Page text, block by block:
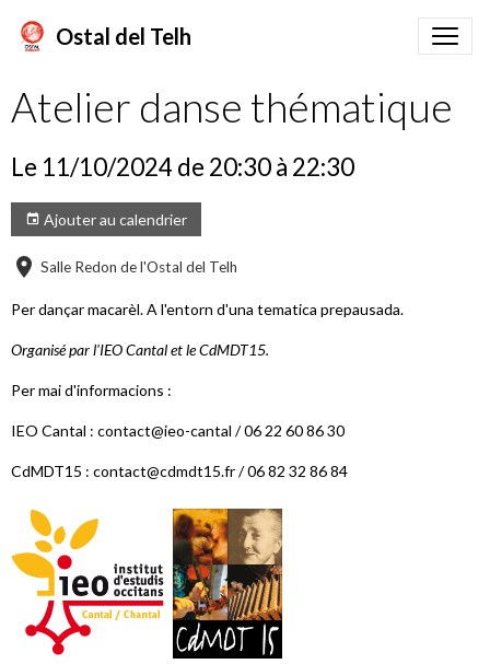
Ostal del Telh
Atelier danse thématique
Le 11/10/2024 de 20:30à 22:30
Ajouter au calendrier
Salle Redon de l'Ostal del Telh
Per dançar macarèl. A l'entorn d'una tematica prepausada.
Organisé par l'IEO Cantal et le CdMDT15.
Per mai d'informacions :
IEO Cantal : contact@ieo-cantal / 06 22 60 86 30
CdMDT15 : contact@cdmdt15.fr / 06 82 32 86 84